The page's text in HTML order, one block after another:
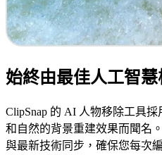
始終由最佳人工智
ClipSnap 的 AI 人物移除工具
和自然的背景重建效果而聞名
與最新技術同步，確保您每次